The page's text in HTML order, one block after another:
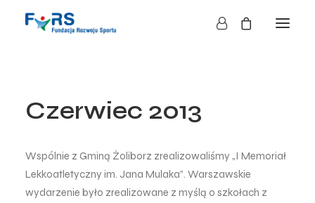
O NAS
DZIAŁALNOŚĆ
BLOG
KONTAKT
Czerwiec 2013
Wspólnie z Gminą Żoliborz zrealizowaliśmy „I Memoriał
Lekkoatletyczny im. Jana Mulaka”. Warszawskie
wydarzenie było zrealizowane z myślą o szkołach z